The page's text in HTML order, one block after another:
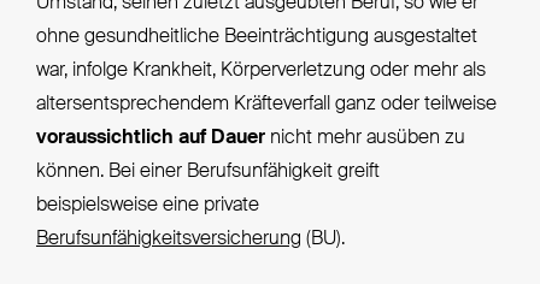
Umstand, seinen zuletzt ausgeübten Beruf, so wie er
ohne gesundheitliche Beeinträchtigung ausgestaltet
war, infolge Krankheit, Körperverletzung oder mehr als
altersentsprechendem Kräfteverfall ganz oder teilweise
voraussichtlich auf Dauernicht mehr ausüben zu
können. Bei einer Berufsunfähigkeit greift
beispielsweise eine private
Berufsunfähigkeitsversicherung (BU).